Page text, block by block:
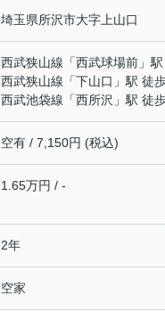
埼玉県所沢市大字上山口
西武狭山線 「西武球場前 」
西武狭山線 「下山口 」駅 徒
西武池袋線 「西所沢 」駅 徒
空有 / 7,150円 (税込)
1.65万円 / -
2年
空家